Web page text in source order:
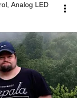
Analog LED